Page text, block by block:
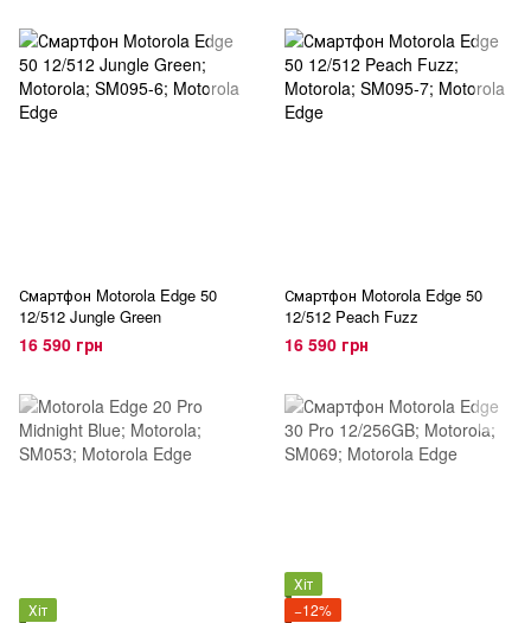
Смартфон Motorola Edge 50
12/512 Jungle Green
16 590 грн
Смартфон Motorola Edge 50
12/512 Peach Fuzz
16 590 грн
Хіт
Хіт
−12%